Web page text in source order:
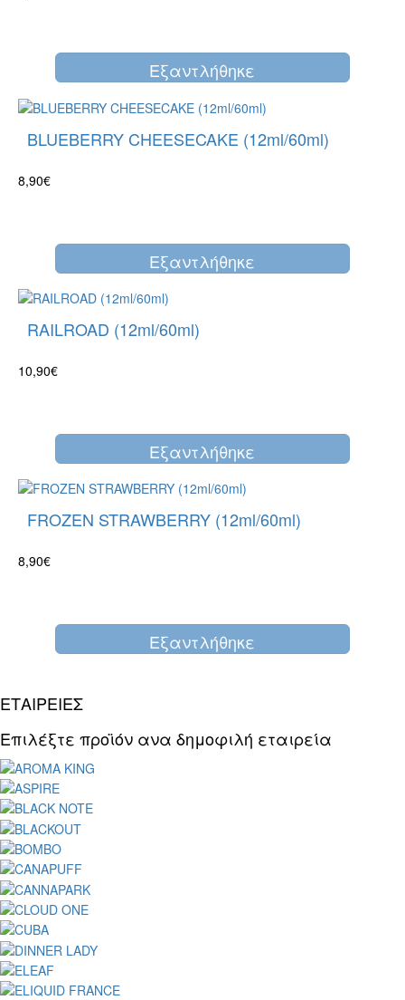
Eξαντλήθηκε
BLUEBERRY CHEESECAKE (12ml/60ml)
8,90€
Eξαντλήθηκε
RAILROAD (12ml/60ml)
10,90€
Eξαντλήθηκε
FROZEN STRAWBERRY (12ml/60ml)
8,90€
Eξαντλήθηκε
ΕΤΑΙΡΕΙΕΣ
Επιλέξτε προϊόν ανα δημοφιλή εταιρεία